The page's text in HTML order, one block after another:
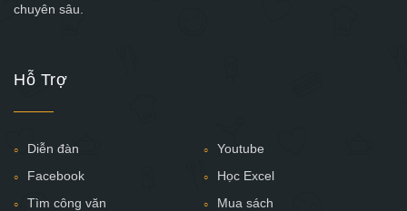
chuyên sâu.
Hỗ Trợ
Diễn đàn
Youtube
Facebook
Học Excel
Tìm công văn
Mua sách